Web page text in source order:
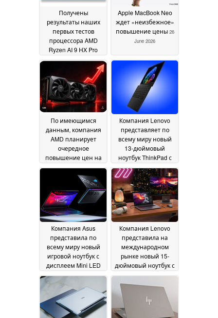
Получены
результаты наших
первых тестов
процессора AMD
Ryzen AI 9 HX Pro
470, и они
соответствуют
нашим ожиданиям
24 July 2026
Apple MacBook Neo
ждет «неизбежное»
повышение цены 26
June 2026
По имеющимся
данным, компания
AMD планирует
очередное
повышение цен на
графические
процессоры22 June
Компания Lenovo
представляет по
всему миру новый
13-дюймовый
ноутбук ThinkPad с
компактным
корпусом и
процессорами Intel
Lunar Lake20 June 2026
Компания Asus
представила по
всему миру новый
игровой ноутбук с
дисплеем Mini LED
яркостью 1 600 нит и
графическим
процессором
мощностью 175 Вт19
June 2026
Компания Lenovo
представила на
международном
рынке новый 15-
дюймовый ноутбук с
48 ГБ видеопамяти и
OLED-дисплеем с
обновления 165 Гц